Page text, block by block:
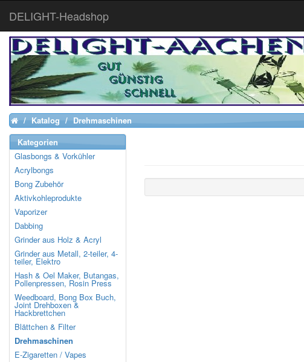
HomeKatalog Drehmaschinen
Kategorien
Glasbongs & Vorkühler
Acrylbongs
Bong Zubehör
Aktivkohleprodukte
Vaporizer
Dabbing
Grinder aus Holz & Acryl
Grinder aus Metall, 2-teiler, 4-
teiler, Elektro
Hash & Oel Maker, Butangas,
Pollenpressen, Rosin Press
Weedboard, Bong Box Buch,
Joint Drehboxen &
Hackbrettchen
Blättchen & Filter
Drehmaschinen
E-Zigaretten / Vapes
DELIGHT-Headshop